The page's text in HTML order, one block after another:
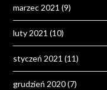
marzec 2021 (9)
luty 2021 (10)
styczeń 2021 (11)
grudzień 2020(7)